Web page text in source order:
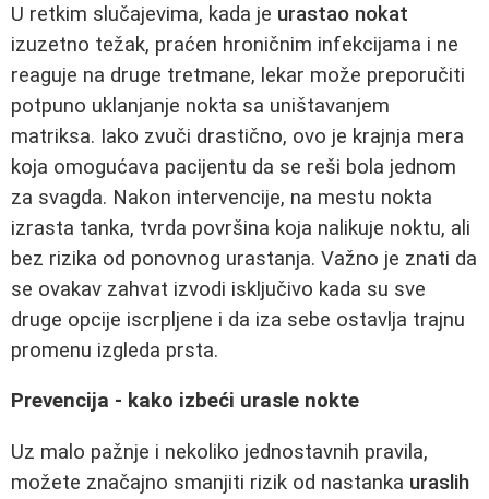
U retkim slučajevima, kada je urastao nokat
izuzetno težak, praćen hroničnim infekcijama i ne
reaguje na druge tretmane, lekar može preporučiti
potpuno uklanjanje nokta sa uništavanjem
matriksa. Iako zvuči drastično, ovo je krajnja mera
koja omogućava pacijentu da se reši bola jednom
za svagda. Nakon intervencije, na mestu nokta
izrasta tanka, tvrda površina koja nalikuje noktu, ali
bez rizika od ponovnog urastanja. Važno je znati da
se ovakav zahvat izvodi isključivo kada su sve
druge opcije iscrpljene i da iza sebe ostavlja trajnu
promenu izgleda prsta.
Prevencija - kako izbeći urasle nokte
Uz malo pažnje i nekoliko jednostavnih pravila,
možete značajno smanjiti rizik od nastanka uraslih